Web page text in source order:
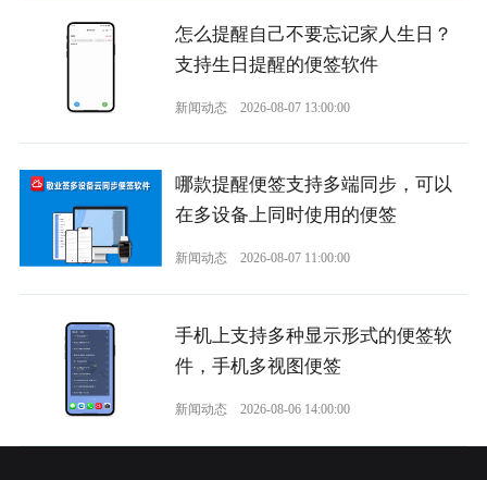
怎么提醒自己不要忘记家人生日？
支持生日提醒的便签软件
新闻动态 2026-08-07 13:00:00
哪款提醒便签支持多端同步，可以
在多设备上同时使用的便签
新闻动态 2026-08-07 11:00:00
手机上支持多种显示形式的便签软
件，手机多视图便签
新闻动态 2026-08-06 14:00:00